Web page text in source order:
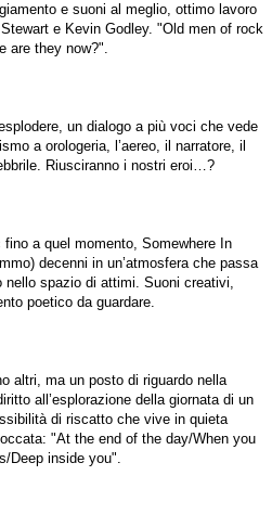
e suoni al meglio, ottimo lavoro
e Kevin Godley. "Old men of rock
are they now?".
un dialogo a più voci che vede
a orologeria, l’aereo, il narratore, il
Riusciranno i nostri eroi…?
fino a quel momento, Somewhere In
decenni in un’atmosfera che passa
nello spazio di attimi. Suoni creativi,
poetico da guardare.
altri, ma un posto di riguardo nella
all’esplorazione della giornata di un
di riscatto che vive in quieta
"At the end of the day/When you
Deep inside you".